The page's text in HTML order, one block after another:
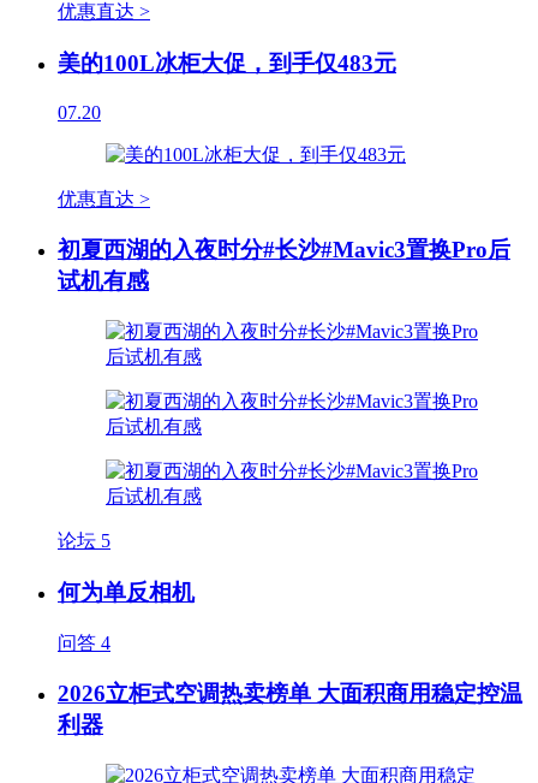
优惠直达 >
美的100L冰柜大促，到手仅483元
07.20
优惠直达 >
初夏西湖的入夜时分#长沙#Mavic3置换Pro后
试机有感
论坛 5
何为单反相机
问答 4
2026立柜式空调热卖榜单 大面积商用稳定控温
利器